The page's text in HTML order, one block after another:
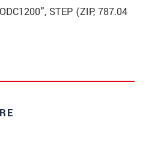
STEP (ZIP, 787.04